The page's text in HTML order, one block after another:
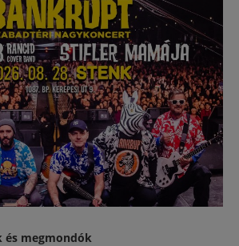
és megmondók